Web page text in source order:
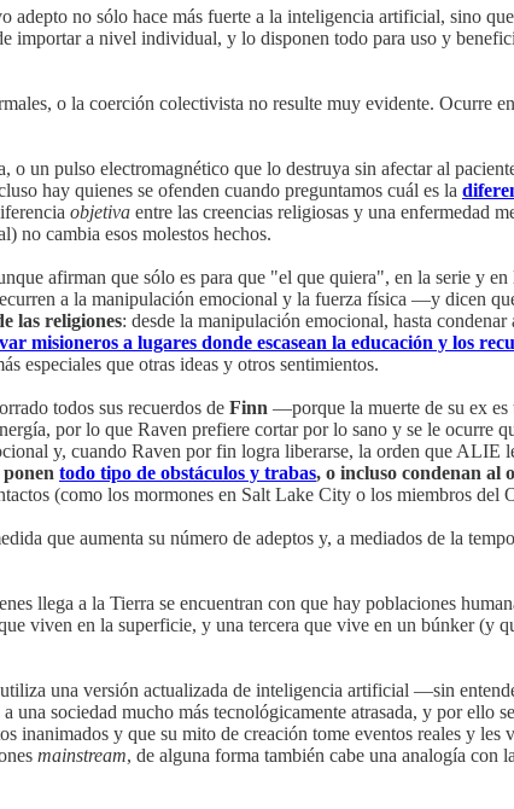
no sólo hace más fuerte a la inteligencia artificial, sino
importar a nivel individual, y lo disponen todo para uso y
o la coerción colectivista no resulte muy evidente. Ocurre
o un pulso electromagnético que lo destruya sin afectar al
hay quienes se ofenden cuando preguntamos cuál es la
objetiva entre las creencias religiosas y una enfermedad
no cambia esos molestos hechos.
afirman que sólo es para que "el que quiera", en la serie y
a la manipulación emocional y la fuerza física —y dicen
las religiones: desde la manipulación emocional, hasta condenar
misioneros a lugares donde escasean la educación y los
especiales que otras ideas y otros sentimientos.
todos sus recuerdos de Finn —porque la muerte de su ex
por lo que Raven prefiere cortar por lo sano y se le ocurre
y, cuando Raven por fin logra liberarse, la orden que ALIE
ponen todo tipo de obstáculos y trabas, o incluso condenan al
(como los mormones en Salt Lake City o los miembros del
que aumenta su número de adeptos y, a mediados de la
llega a la Tierra se encuentran con que hay poblaciones
viven en la superficie, y una tercera que vive en un búnker (y
una versión actualizada de inteligencia artificial —sin
sociedad mucho más tecnológicamente atrasada, y por ello
y que su mito de creación tome eventos reales y les
mainstream, de alguna forma también cabe una analogía con